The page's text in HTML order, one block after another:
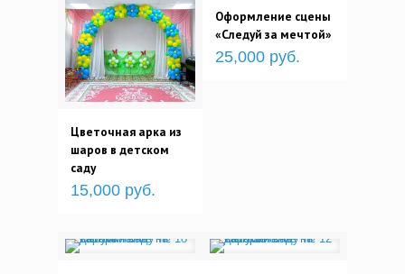
Цветочная арка из
шаров в детском
саду
15,000 руб.
Оформление сцены
«Следуй за мечтой»
25,000 руб.